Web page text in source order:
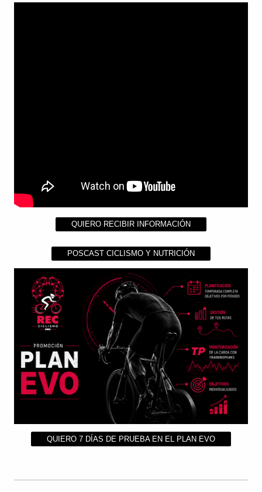
QUIERO RECIBIR INFORMACIÓN
POSCAST CICLISMO Y NUTRICIÓN
QUIERO 7 DÍAS DE PRUEBA EN EL PLAN EVO